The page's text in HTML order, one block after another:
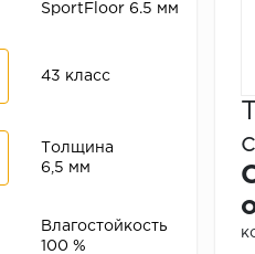
SportFloor 6.5 мм
43 класс
Толщина
6,5 мм
Влагостойкость
100 %